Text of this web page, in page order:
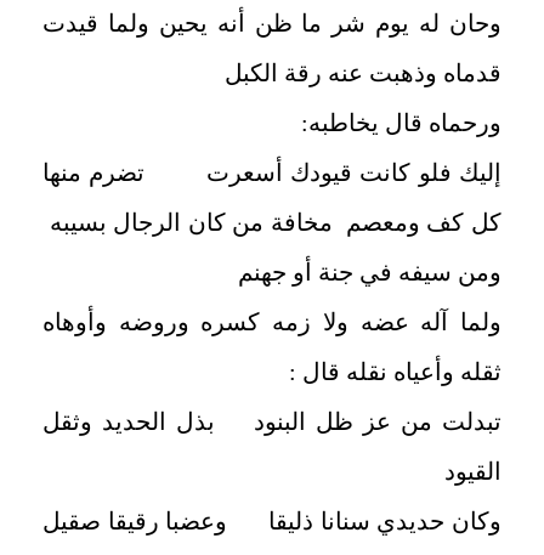
وحان له يوم شر ما ظن أنه يحين ولما قيدت
قدماه وذهبت عنه رقة الكبل
ورحماه قال يخاطبه:
إليك فلو كانت قيودك أسعرت تضرم منها
كل كف ومعصم مخافة من كان الرجال بسيبه
ومن سيفه في جنة أو جهنم
ولما آله عضه ولا زمه كسره وروضه وأوهاه
ثقله وأعياه نقله قال :
تبدلت من عز ظل البنود بذل الحديد وثقل
القيود
وكان حديدي سنانا ذليقا وعضبا رقيقا صقيل